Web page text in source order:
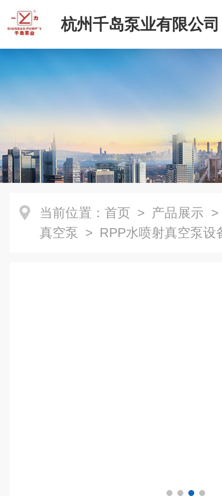
杭州千岛泵业有限公司
当前位置： 首页 > 产品展示
真空泵 > RPP水喷射真空泵设